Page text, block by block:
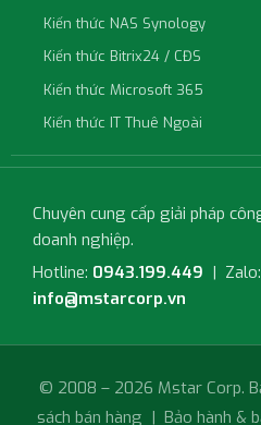
Kiến thức NAS Synology
Kiến thức Bitrix24 / CĐS
Kiến thức Microsoft 365
Kiến thức IT Thuê Ngoài
Chuyên cung cấp giải pháp
doanh nghiệp.
Hotline: 0943.199.449 | Zalo:
info@mstarcorp.vn
© 2008 – 2026 Mstar Corp.
sách bán hàng | Bảo hành &